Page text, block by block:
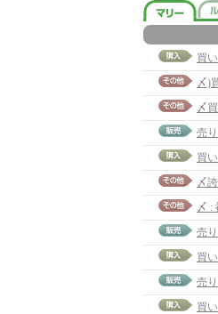
買
〆
売
買
〆
〆 :
売
買
売
買